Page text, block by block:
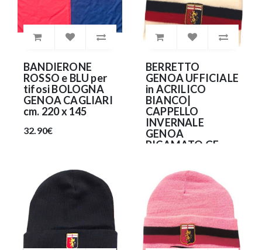
BANDIERONE
ROSSO e BLU per
tifosi BOLOGNA
GENOA CAGLIARI
cm. 220 x 145
32.90€
BERRETTO
GENOA UFFICIALE
in ACRILICO
BIANCO|
CAPPELLO
INVERNALE
GENOA
RICAMATO GE-
16.99€